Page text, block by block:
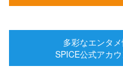
多彩なエンタ
SPICE公式アカ